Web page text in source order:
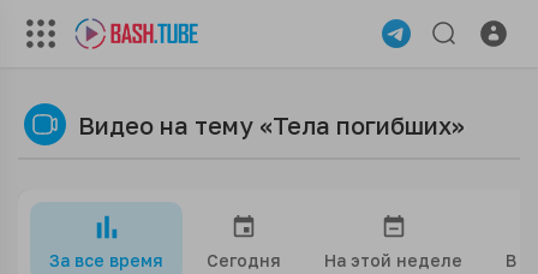
Видео на тему «Тела погибших»
За все время Сегодня На этой неделе В